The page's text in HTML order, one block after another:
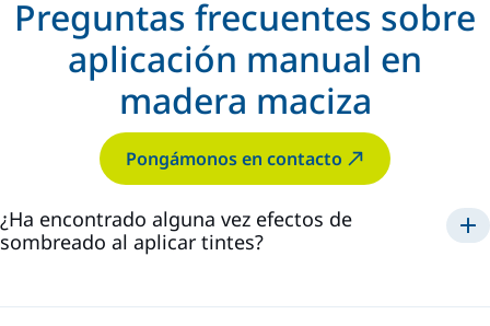
Preguntas frecuentes sobre
aplicación manual en
madera maciza
Pongámonos en contacto
¿Ha encontrado alguna vez efectos de
sombreado al aplicar tintes?